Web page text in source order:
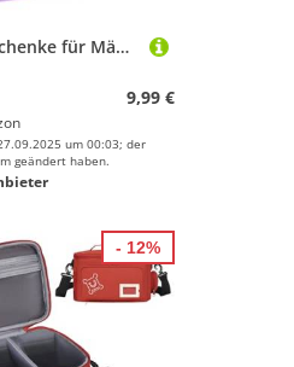
ONETOALL Geschenke für Mädchen 10 11 12 Jahre, Bauchtasche Kinder mit Buchstaben, Verstellbare Sling Bag Damen, Teenager Personalisierte Geschenkidee für Geburtstag Kindertag
9,99 €
um 00:03; der
geändert haben.
- 12%